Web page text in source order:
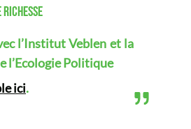
l’Institut Veblen et la
l’Ecologie Politique
ici.